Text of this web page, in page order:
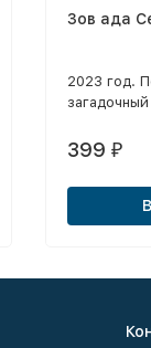
Зов ада
2023 год.
смерти, и
и жестоко
399 ₽